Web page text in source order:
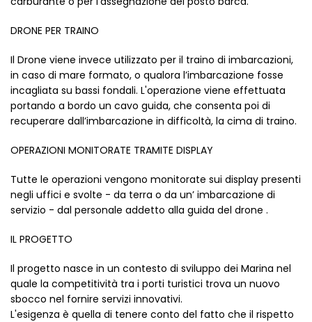
DRONE PER TRAINO
Il Drone viene invece utilizzato per il traino di imbarcazioni,
in caso di mare formato, o qualora l’imbarcazione fosse
incagliata su bassi fondali. L'operazione viene effettuata
portando a bordo un cavo guida, che consenta poi di
recuperare dall’imbarcazione in difficoltà, la cima di traino.
OPERAZIONI MONITORATE TRAMITE DISPLAY
Tutte le operazioni vengono monitorate sui display presenti
negli uffici e svolte - da terra o da un’ imbarcazione di
servizio - dal personale addetto alla guida del drone .
IL PROGETTO
Il progetto nasce in un contesto di sviluppo dei Marina nel
quale la competitività tra i porti turistici trova un nuovo
sbocco nel fornire servizi innovativi.
L'esigenza è quella di tenere conto del fatto che il rispetto